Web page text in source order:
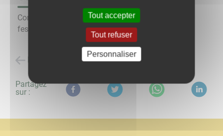
Concert de musique classique dans le cadre du
festival itinérant Je cours pour la culture.
Retour à la liste des évènements
Partagez
sur :
Tout accepter
Tout refuser
Personnaliser